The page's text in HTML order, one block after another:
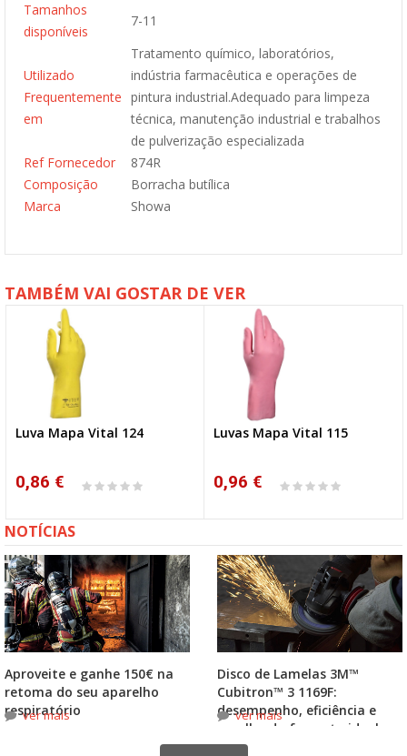
Tamanhos
disponíveis
7-11
Utilizado
Frequentemente
em
Tratamento químico, laboratórios,
indústria farmacêutica e operações de
pintura industrial.Adequado para limpeza
técnica, manutenção industrial e trabalhos
de pulverização especializada
Ref Fornecedor
874R
Composição
Borracha butílica
Marca
Showa
TAMBÉM VAI GOSTAR DE VER
Luva Mapa Vital 124
0,86 €
Luvas Mapa Vital 115
0,96 €
NOTÍCIAS
Aproveite e ganhe 150€ na
retoma do seu aparelho
respiratório
ver mais
Disco de Lamelas 3M™
Cubitron™ 3 1169F:
desempenho, eficiência e
escolha do formato ideal
ver mais